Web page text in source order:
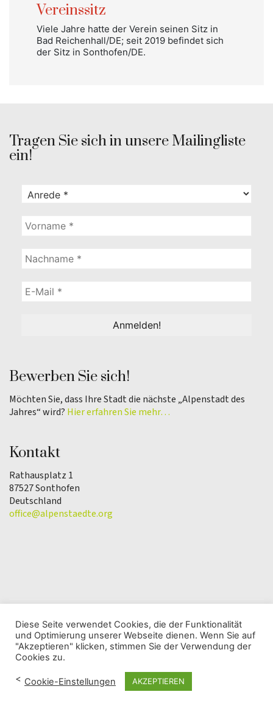
Vereinssitz
Viele Jahre hatte der Verein seinen Sitz in
Bad Reichenhall/DE; seit 2019 befindet sich
der Sitz in Sonthofen/DE.
Tragen Sie sich in unsere Mailingliste
ein!
Bewerben Sie sich!
Möchten Sie, dass Ihre Stadt die nächste „Alpenstadt des
Jahres“ wird? Hier erfahren Sie mehr…
Kontakt
Rathausplatz 1
87527 Sonthofen
Deutschland
office@alpenstaedte.org
© Copyright 2025 | Verein Alpenstadt des Jahres |
Datenschutzerklärung
Diese Seite verwendet Cookies, die der Funktionalität
und Optimierung unserer Webseite dienen. Wenn Sie auf
"Akzeptieren" klicken, stimmen Sie der Verwendung der
Cookies zu.
< Cookie-Einstellungen AKZEPTIEREN